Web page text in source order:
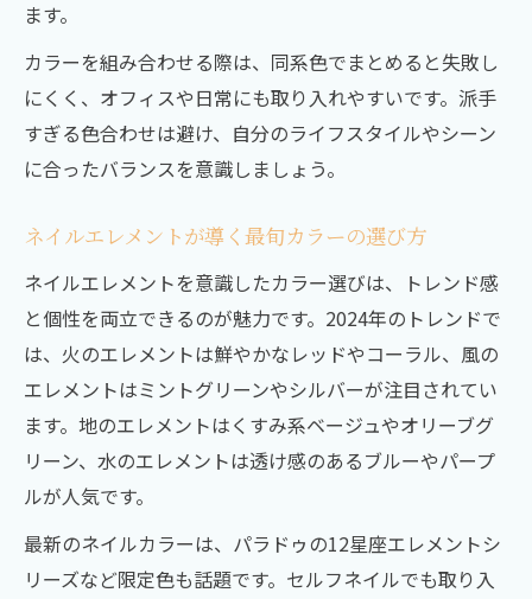
ます。
カラーを組み合わせる際は、同系色でまとめると失敗し
にくく、オフィスや日常にも取り入れやすいです。派手
すぎる色合わせは避け、自分のライフスタイルやシーン
に合ったバランスを意識しましょう。
ネイルエレメントが導く最旬カラーの選び方
ネイルエレメントを意識したカラー選びは、トレンド感
と個性を両立できるのが魅力です。2024年のトレンドで
は、火のエレメントは鮮やかなレッドやコーラル、風の
エレメントはミントグリーンやシルバーが注目されてい
ます。地のエレメントはくすみ系ベージュやオリーブグ
リーン、水のエレメントは透け感のあるブルーやパープ
ルが人気です。
最新のネイルカラーは、パラドゥの12星座エレメントシ
リーズなど限定色も話題です。セルフネイルでも取り入